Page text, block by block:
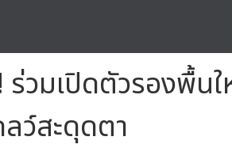
วมเปิดตัวรองพื้น
ว์สะดุดตา